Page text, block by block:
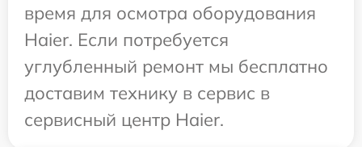
время для осмотра оборудования
Haier. Если потребуется
углубленный ремонт мы бесплатно
доставим технику в сервис в
сервисный центр Haier.